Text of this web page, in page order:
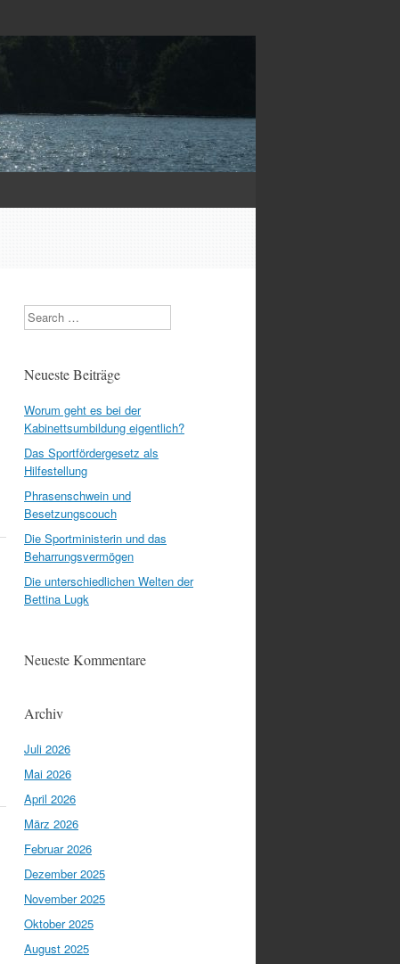
Search
Neueste Beiträge
Worum geht es bei der
Kabinettsumbildung eigentlich?
Das Sportfördergesetz als
Hilfestellung
Phrasenschwein und
Besetzungscouch
Die Sportministerin und das
Beharrungsvermögen
Die unterschiedlichen Welten der
Bettina Lugk
Neueste Kommentare
Archiv
Juli 2026
Mai 2026
April 2026
März 2026
Februar 2026
Dezember 2025
November 2025
Oktober 2025
August 2025